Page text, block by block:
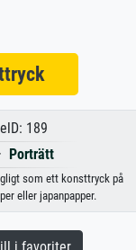
189
· Porträtt
som ett konsttryck på
eller japanpapper.